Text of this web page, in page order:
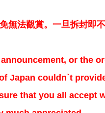
無法觀賞。一旦拆封即
or the
Japan couldn`t
that you all accept